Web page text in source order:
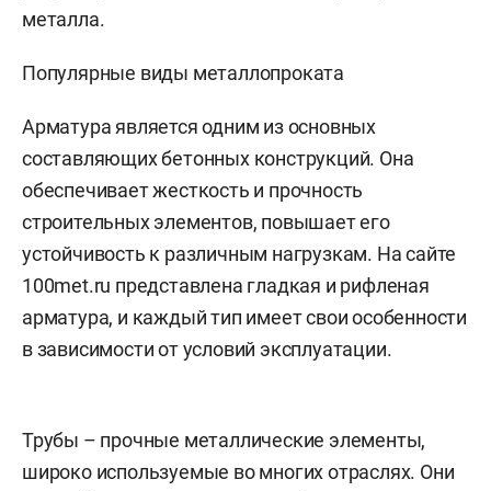
металла.
Популярные виды металлопроката
Арматура является одним из основных
составляющих бетонных конструкций. Она
обеспечивает жесткость и прочность
строительных элементов, повышает его
устойчивость к различным нагрузкам. На сайте
100met.ru представлена гладкая и рифленая
арматура, и каждый тип имеет свои особенности
в зависимости от условий эксплуатации.
Трубы – прочные металлические элементы,
широко используемые во многих отраслях. Они